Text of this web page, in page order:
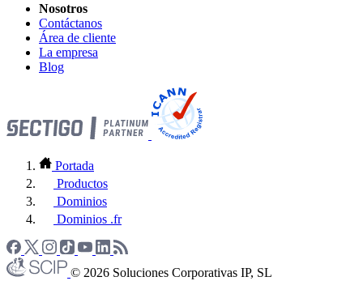
Nosotros
Contáctanos
Área de cliente
La empresa
Blog
Portada
Productos
Dominios
Dominios .fr
© 2026 Soluciones Corporativas IP, SL